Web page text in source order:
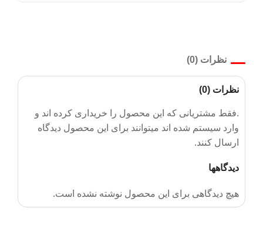
نظرات (0)
نظرات (0)
دیدگاهها
هیچ دیدگاهی برای این محصول نوشته نشده است.
.فقط مشتریانی که این محصول را خریداری کرده اند و
وارد سیستم شده اند میتوانند برای این محصول دیدگاه
ارسال کنند.